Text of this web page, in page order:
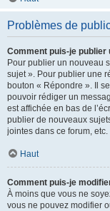
Problèmes de
Comment puis-je publier
Pour publier un nouveau
sujet ». Pour publier une
bouton « Répondre ». Il
pouvoir rédiger un
est affichée en bas de
publier de nouveaux
jointes dans ce forum, etc.
Haut
Comment puis-je
À moins que vous ne
vous ne pouvez modifier